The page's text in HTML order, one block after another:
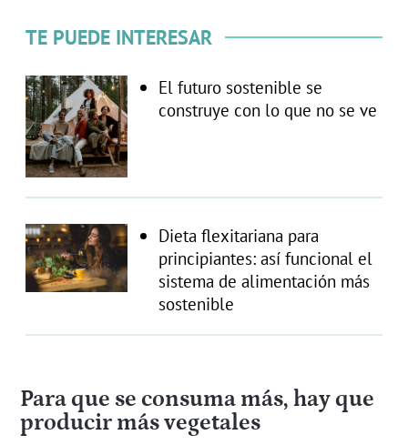
TE PUEDE INTERESAR
El futuro sostenible se
construye con lo que no se ve
Dieta flexitariana para
principiantes: así funcional el
sistema de alimentación más
sostenible
Para que se consuma más, hay que
producir más vegetales